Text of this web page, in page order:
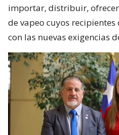
importar, distribuir,
de vapeo cuyos
con las nuevas exigencias